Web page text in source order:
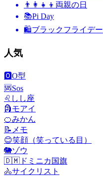
👨‍👩‍👧‍👦 両親の日
📚Pi Day
🛍ブラックフライデー
人気
🅾️O型
🆘Sos
♌ しし座
🗿モアイ
🍊みかん
📝 メモ
😊笑顔（笑っている目）
🐘ゾウ
🇩🇲 ドミニカ国旗
🚴サイクリスト